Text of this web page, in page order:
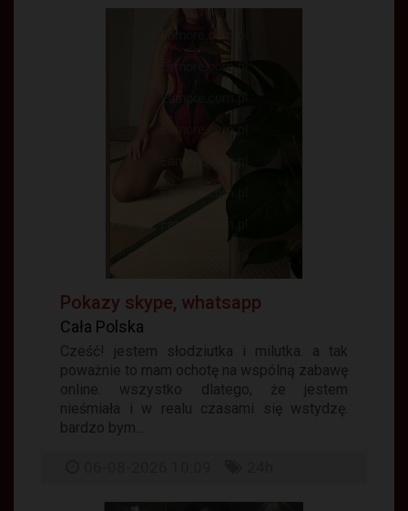
Pokazy skype, whatsapp
Cała Polska
Cześć! jestem słodziutka i milutka. a tak
poważnie to mam ochotę na wspólną zabawę
online. wszystko dlatego, że jestem
nieśmiała i w realu czasami się wstydzę.
bardzo bym...